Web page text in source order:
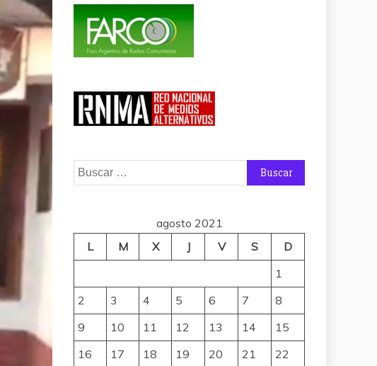
Buscar:
agosto 2021
L
M X J V S
D
1
2
3 4 5 6 7
8
9
10 11 12 13 14
15
16
17 18 19 20 21
22